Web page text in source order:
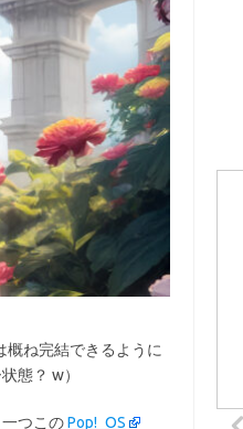
概ね完結できるように
態？ w）
つこのPop!_OS